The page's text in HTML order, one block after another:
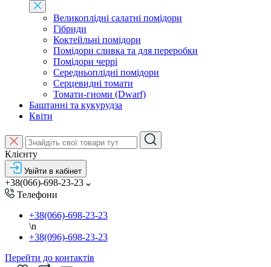
Великоплідні салатні помідори
Гібриди
Коктейльні помідори
Помідори сливка та для переробки
Помідори черрі
Середньоплідні помідори
Серцевидні томати
Томати-гноми (Dwarf)
Баштанні та кукурудза
Квіти
Клієнту
Увійти в кабінет
+38(066)-698-23-23
Телефони
+38(066)-698-23-23
\n
+38(096)-698-23-23
Перейти до контактів